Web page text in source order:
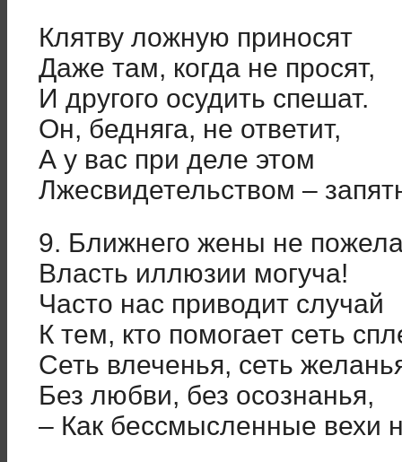
Клятву ложную приносят
Даже там, когда не просят,
И другого осудить спешат.
Он, бедняга, не ответит,
А у вас при деле этом
Лжесвидетельством –
9. Ближнего жены не
Власть иллюзии могуча!
Часто нас приводит случай
К тем, кто помогает сеть
Сеть влеченья, сеть
Без любви, без осознанья,
– Как бессмысленные вехи